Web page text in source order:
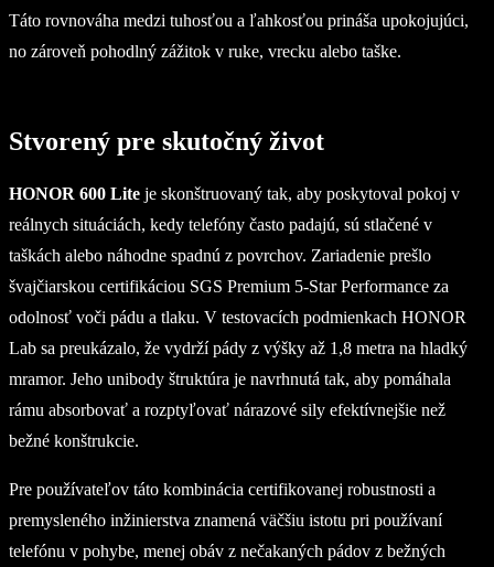
Táto rovnováha medzi tuhosťou a ľahkosťou prináša upokojujúci,
no zároveň pohodlný zážitok v ruke, vrecku alebo taške.
Stvorený pre skutočný život
HONOR 600 Lite je skonštruovaný tak, aby poskytoval pokoj v
reálnych situáciách, kedy telefóny často padajú, sú stlačené v
taškách alebo náhodne spadnú z povrchov. Zariadenie prešlo
švajčiarskou certifikáciou SGS Premium 5-Star Performance za
odolnosť voči pádu a tlaku. V testovacích podmienkach HONOR
Lab sa preukázalo, že vydrží pády z výšky až 1,8 metra na hladký
mramor. Jeho unibody štruktúra je navrhnutá tak, aby pomáhala
rámu absorbovať a rozptyľovať nárazové sily efektívnejšie než
bežné konštrukcie.
Pre používateľov táto kombinácia certifikovanej robustnosti a
premysleného inžinierstva znamená väčšiu istotu pri používaní
telefónu v pohybe, menej obáv z nečakaných pádov z bežných